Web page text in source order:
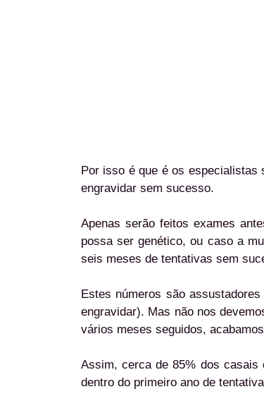
Por isso é que é os especialistas
engravidar sem sucesso.
Apenas serão feitos exames
possa ser genético, ou caso a
seis meses de tentativas sem
Estes números são
engravidar). Mas não nos
vários meses seguidos,
Assim, cerca de 85% dos casais
dentro do primeiro ano de